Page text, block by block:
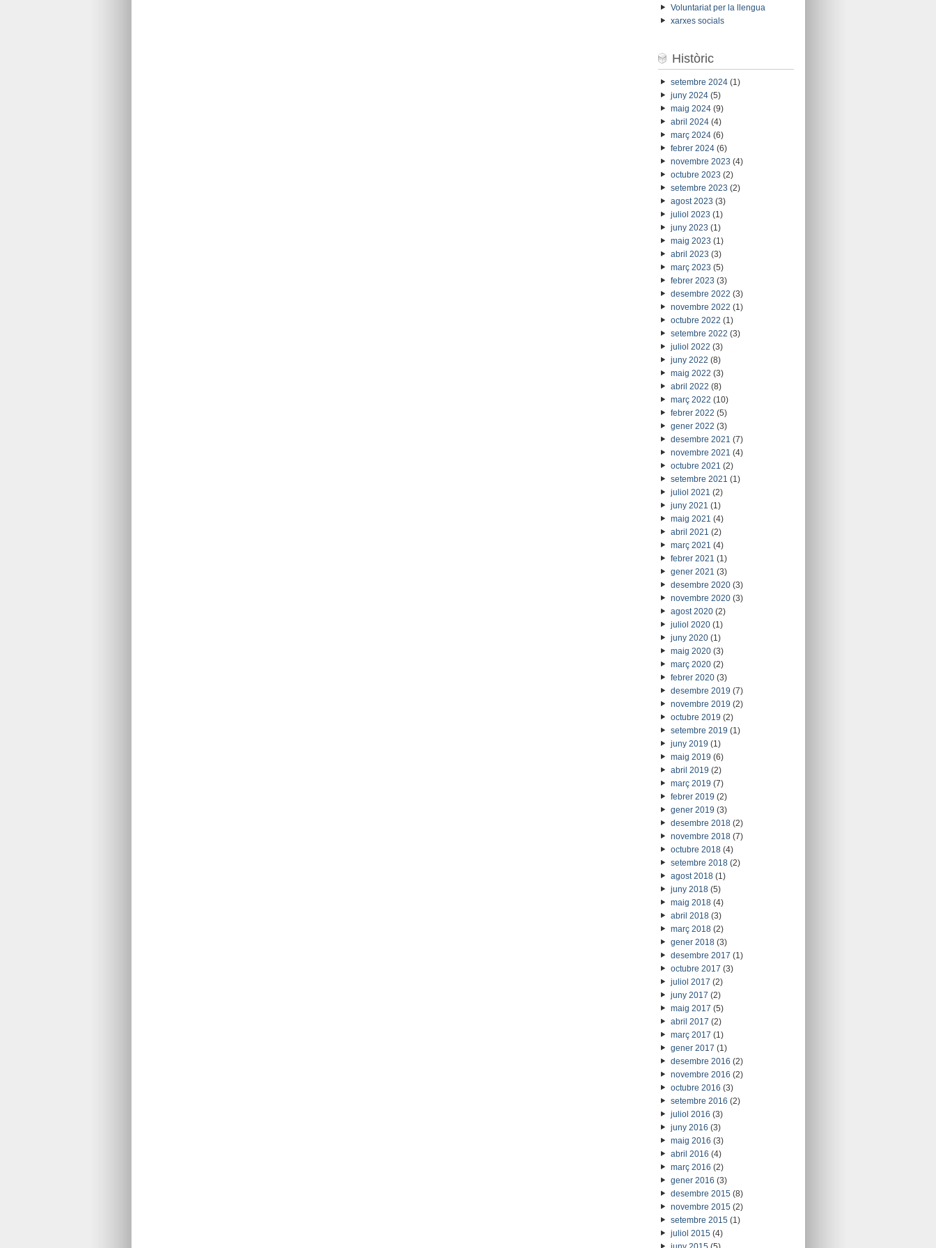
Voluntariat per la llengua
xarxes socials
Històric
setembre 2024(1)
juny 2024(5)
maig 2024(9)
abril 2024(4)
març 2024(6)
febrer 2024(6)
novembre 2023 (4)
octubre 2023 (2)
setembre 2023 (2)
agost 2023 (3)
juliol 2023 (1)
juny 2023 (1)
maig 2023 (1)
abril 2023 (3)
març 2023 (5)
febrer 2023 (3)
desembre 2022 (3)
novembre 2022 (1)
octubre 2022 (1)
setembre 2022 (3)
juliol 2022 (3)
juny 2022 (8)
maig 2022 (3)
abril 2022 (8)
març 2022 (10)
febrer 2022 (5)
gener 2022 (3)
desembre 2021 (7)
novembre 2021 (4)
octubre 2021 (2)
setembre 2021 (1)
juliol 2021 (2)
juny 2021 (1)
maig 2021 (4)
abril 2021 (2)
març 2021 (4)
febrer 2021 (1)
gener 2021 (3)
desembre 2020(3)
novembre 2020(3)
agost 2020(2)
juliol 2020(1)
juny 2020(1)
maig 2020(3)
març 2020(2)
febrer 2020(3)
desembre 2019 (7)
novembre 2019 (2)
octubre 2019 (2)
setembre 2019 (1)
juny 2019 (1)
maig 2019 (6)
abril 2019 (2)
març 2019 (7)
febrer 2019 (2)
gener 2019 (3)
desembre 2018(2)
novembre 2018(7)
octubre 2018(4)
setembre 2018(2)
agost 2018(1)
juny 2018(5)
maig 2018(4)
abril 2018(3)
març 2018(2)
gener 2018(3)
desembre 2017 (1)
octubre 2017 (3)
juliol 2017 (2)
juny 2017 (2)
maig 2017 (5)
abril 2017 (2)
març 2017 (1)
gener 2017 (1)
desembre 2016 (2)
novembre 2016 (2)
octubre 2016 (3)
setembre 2016 (2)
juliol 2016 (3)
juny 2016 (3)
maig 2016 (3)
abril 2016 (4)
març 2016 (2)
gener 2016 (3)
desembre 2015(8)
novembre 2015(2)
setembre 2015(1)
juliol 2015(4)